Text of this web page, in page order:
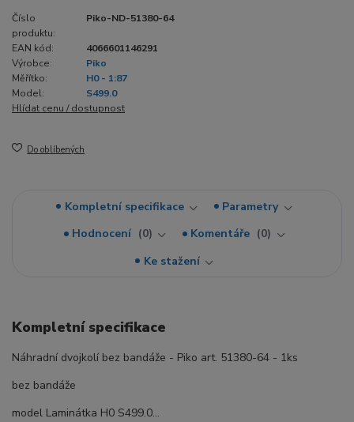
Číslo
produktu:
Piko-ND-51380-64
EAN kód:
4066601146291
Výrobce:
Piko
Měřítko:
H0 - 1:87
Model:
S499.0
Hlídat cenu / dostupnost
Do oblíbených
Kompletní specifikace
Parametry
Hodnocení
0 Komentáře
0
Ke stažení
Kompletní specifikace
Náhradní dvojkolí bez bandáže - Piko art. 51380-64 - 1ks
bez bandáže
model Laminátka H0 S499.0...